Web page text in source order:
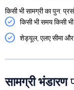
किसी भी सामग्री का पुन:
किसी भी समय किसी
शेड्यूल, एलए सीमा और
सामग्री भंडारण